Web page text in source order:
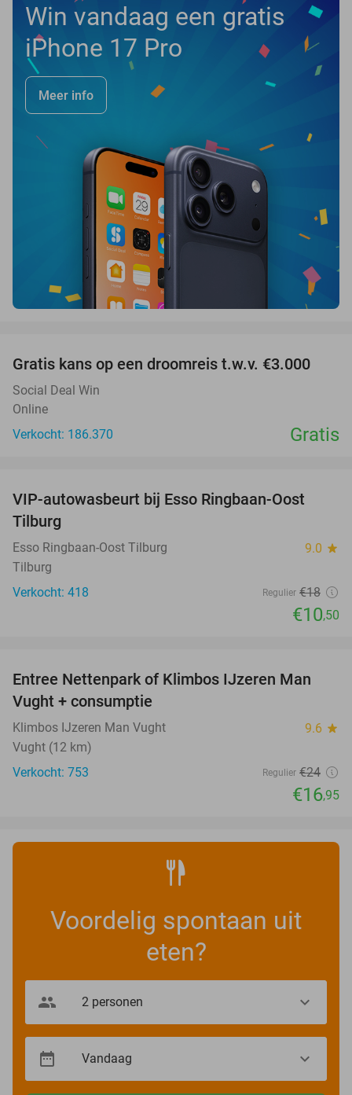
Win vandaag een gratis
iPhone 17 Pro
Meer info
Gratis kans op een droomreis t.w.v. €3.000
Social Deal Win
Online
Verkocht: 186.370
Gratis
42%
VIP-autowasbeurt bij Esso Ringbaan-Oost
Tilburg
Esso Ringbaan-Oost Tilburg 9.0 star
Tilburg
Verkocht: 418
Regulier €18
€10,50
29%
Entree Nettenpark of Klimbos IJzeren Man
Vught + consumptie
Klimbos IJzeren Man Vught 9.6 star
Vught (12 km)
Verkocht: 753
Regulier €24
€16,95
Voordelig spontaan uit
eten?